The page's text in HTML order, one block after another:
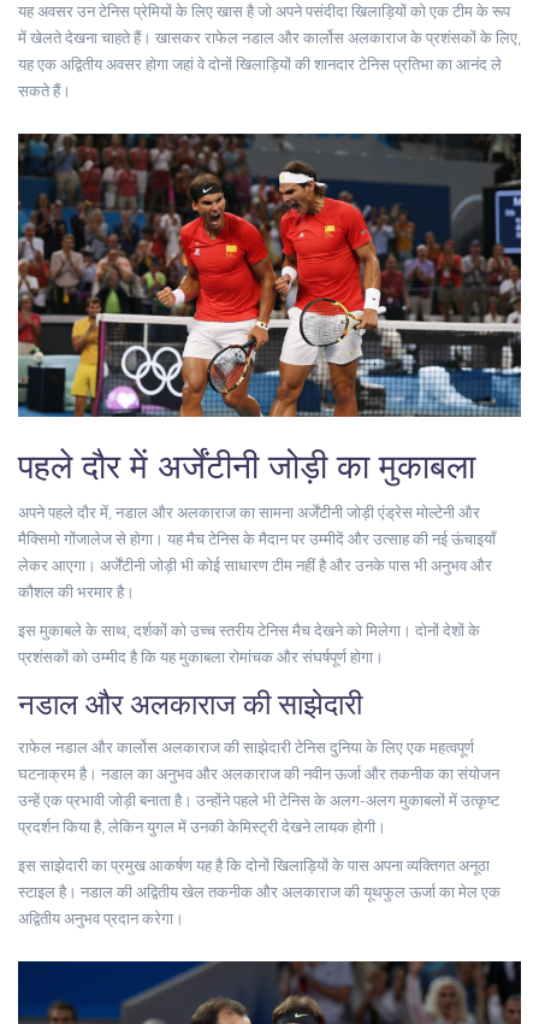
यह अवसर उन टेनिस प्रेमियों के लिए खास है जो अपने पसंदीदा खिलाड़ियों को एक टीम के रूप
में खेलते देखना चाहते हैं। खासकर राफेल नडाल और कार्लोस अलकाराज के प्रशंसकों के लिए,
यह एक अद्वितीय अवसर होगा जहां वे दोनों खिलाड़ियों की शानदार टेनिस प्रतिभा का आनंद ले
सकते हैं।
पहले दौर में अर्जेंटीनी जोड़ी का मुकाबला
अपने पहले दौर में, नडाल और अलकाराज का सामना अर्जेंटीनी जोड़ी एंड्रेस मोल्टेनी और
मैक्सिमो गोंजालेज से होगा। यह मैच टेनिस के मैदान पर उम्मीदें और उत्साह की नई ऊंचाइयाँ
लेकर आएगा। अर्जेंटीनी जोड़ी भी कोई साधारण टीम नहीं है और उनके पास भी अनुभव और
कौशल की भरमार है।
इस मुकाबले के साथ, दर्शकों को उच्च स्तरीय टेनिस मैच देखने को मिलेगा। दोनों देशों के
प्रशंसकों को उम्मीद है कि यह मुकाबला रोमांचक और संघर्षपूर्ण होगा।
नडाल और अलकाराज की साझेदारी
राफेल नडाल और कार्लोस अलकाराज की साझेदारी टेनिस दुनिया के लिए एक महत्वपूर्ण
घटनाक्रम है। नडाल का अनुभव और अलकाराज की नवीन ऊर्जा और तकनीक का संयोजन
उन्हें एक प्रभावी जोड़ी बनाता है। उन्होंने पहले भी टेनिस के अलग-अलग मुकाबलों में उत्कृष्ट
प्रदर्शन किया है, लेकिन युगल में उनकी केमिस्ट्री देखने लायक होगी।
इस साझेदारी का प्रमुख आकर्षण यह है कि दोनों खिलाड़ियों के पास अपना व्यक्तिगत अनूठा
स्टाइल है। नडाल की अद्वितीय खेल तकनीक और अलकाराज की यूथफुल ऊर्जा का मेल एक
अद्वितीय अनुभव प्रदान करेगा।